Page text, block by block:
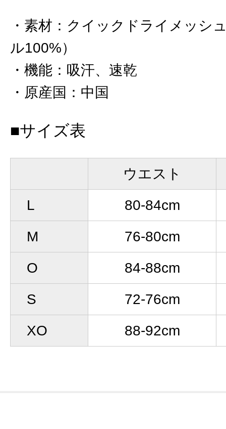
素材 ： クイックドライメッシ
ル100%）
機能 ： 吸汗、速乾
原産国 ： 中国
■サイズ表
ウエスト
L
80-84cm
M
76-80cm
O
84-88cm
S
72-76cm
XO
88-92cm